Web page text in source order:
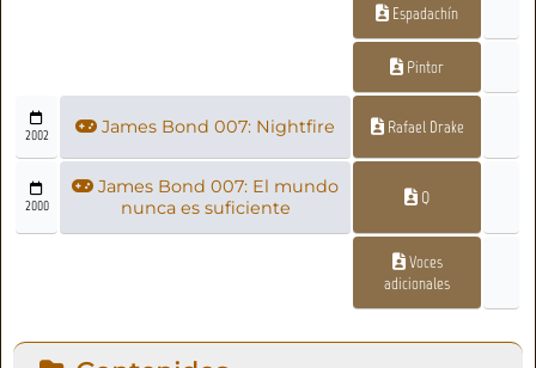
Espadachín
Pintor
2002 James Bond 007: Nightfire Rafael Drake
2000
James Bond 007: El mundo
nunca es suficiente
Q
Voces
adicionales